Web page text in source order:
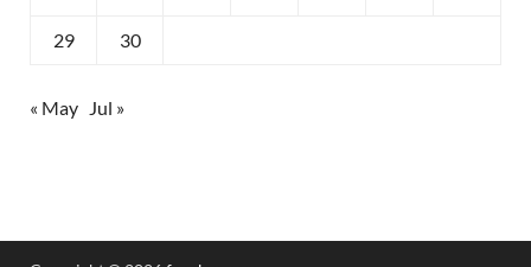
29 30
« May Jul »